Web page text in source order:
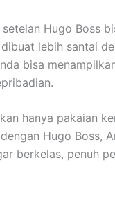
Hugo Boss
lebih santai
bisa
hanya pakaian
Hugo Boss,
berkelas, penuh